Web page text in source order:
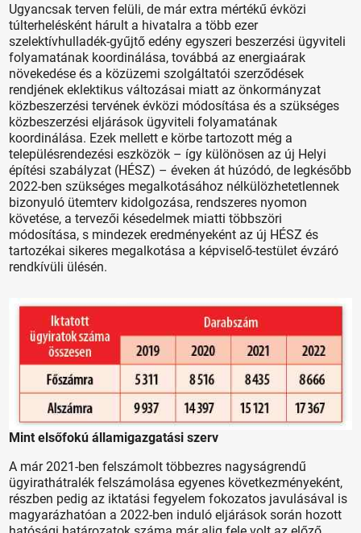
Ugyancsak terven felüli, de már extra mértékű évközi
túlterhelésként hárult a hivatalra a több ezer
szelektívhulladék-gyűjtő edény egyszeri beszerzési ügyviteli
folyamatának koordinálása, továbbá az energiaárak
növekedése és a közüzemi szolgáltatói szerződések
rendjének eklektikus változásai miatt az önkormányzat
közbeszerzési tervének évközi módosítása és a szükséges
közbeszerzési eljárások ügyviteli folyamatának
koordinálása. Ezek mellett e körbe tartozott még a
településrendezési eszközök – így különösen az új Helyi
építési szabályzat (HÉSZ) – éveken át húzódó, de legkésőbb
2022-ben szükséges megalkotásához nélkülözhetetlennek
bizonyuló ütemterv kidolgozása, rendszeres nyomon
követése, a tervezői késedelmek miatti többszöri
módosítása, s mindezek eredményeként az új HÉSZ és
tartozékai sikeres megalkotása a képviselő-testület évzáró
rendkívüli ülésén.
Mint elsőfokú államigazgatási szerv
A már 2021-ben felszámolt többezres nagyságrendű
ügyirathátralék felszámolása egyenes következményeként,
részben pedig az iktatási fegyelem fokozatos javulásával is
magyarázhatóan a 2022-ben induló eljárások során hozott